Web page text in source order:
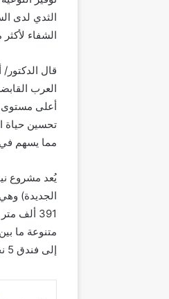
الثدي لدى
الشفاء لأكثر من
قال
العرب
أعلى مستوى
تحسين حياة
مما يسهم
يُعد مشروع
الجديدة)
متنوعة ما
إلى فندق 5 نجوم.